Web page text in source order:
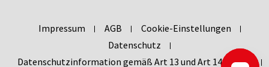
Impressum AGB
Cookie-Einstellungen
Datenschutz
Datenschutzinformation gemäß Art 13 und Art 14 DSGVO